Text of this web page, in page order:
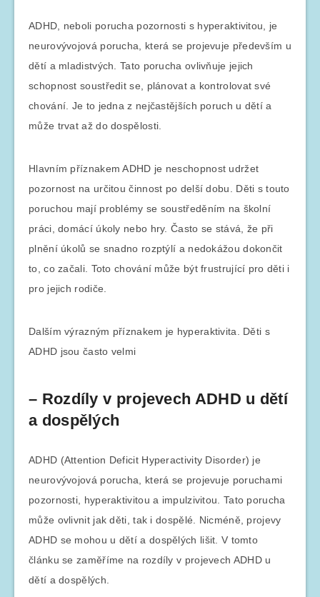
ADHD, neboli porucha pozornosti s hyperaktivitou, je
neurovývojová porucha, která se projevuje především u
dětí a mladistvých. Tato porucha ovlivňuje jejich
schopnost soustředit se, plánovat a kontrolovat své
chování. Je to jedna z nejčastějších poruch u dětí a
může trvat až do dospělosti.
Hlavním příznakem ADHD je neschopnost udržet
pozornost na určitou činnost po delší dobu. Děti s touto
poruchou mají problémy se soustředěním na školní
práci, domácí úkoly nebo hry. Často se stává, že při
plnění úkolů se snadno rozptýlí a nedokážou dokončit
to, co začali. Toto chování může být frustrující pro děti i
pro jejich rodiče.
Dalším výrazným příznakem je hyperaktivita. Děti s
ADHD jsou často velmi
– Rozdíly v projevech ADHD u dětí
a dospělých
ADHD (Attention Deficit Hyperactivity Disorder) je
neurovývojová porucha, která se projevuje poruchami
pozornosti, hyperaktivitou a impulzivitou. Tato porucha
může ovlivnit jak děti, tak i dospělé. Nicméně, projevy
ADHD se mohou u dětí a dospělých lišit. V tomto
článku se zaměříme na rozdíly v projevech ADHD u
dětí a dospělých.